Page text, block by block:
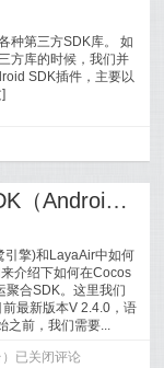
种第三方SDK库。 如
方库的时候，我们并
SDK插件，主要以
]
Cocos Creator中快速接入U8SDK（Android平台）
引擎)和LayaAir中如何
介绍下如何在Cocos
聚合SDK。这里我们
最新版本V 2.4.0，语
之前，我们需要...
已关闭评论